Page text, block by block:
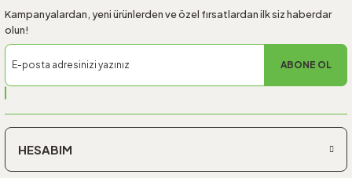
Kampanyalardan, yeni ürünlerden ve özel fırsatlardan ilk siz haberdar
olun!
ABONE OL
HESABIM